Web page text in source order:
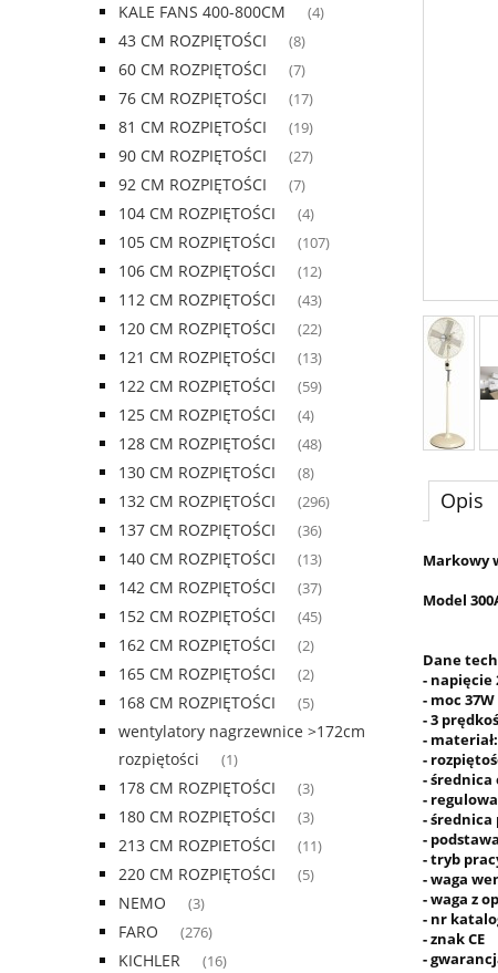
KALE FANS 400-800CM (4)
43 CM ROZPIĘTOŚCI (8)
60 CM ROZPIĘTOŚCI (7)
76 CM ROZPIĘTOŚCI (17)
81 CM ROZPIĘTOŚCI (19)
90 CM ROZPIĘTOŚCI (27)
92 CM ROZPIĘTOŚCI (7)
104 CM ROZPIĘTOŚCI (4)
105 CM ROZPIĘTOŚCI (107)
106 CM ROZPIĘTOŚCI (12)
112 CM ROZPIĘTOŚCI (43)
120 CM ROZPIĘTOŚCI (22)
121 CM ROZPIĘTOŚCI (13)
122 CM ROZPIĘTOŚCI (59)
125 CM ROZPIĘTOŚCI (4)
128 CM ROZPIĘTOŚCI (48)
130 CM ROZPIĘTOŚCI (8)
132 CM ROZPIĘTOŚCI (296)
137 CM ROZPIĘTOŚCI (36)
140 CM ROZPIĘTOŚCI (13)
142 CM ROZPIĘTOŚCI (37)
152 CM ROZPIĘTOŚCI (45)
162 CM ROZPIĘTOŚCI (2)
165 CM ROZPIĘTOŚCI (2)
168 CM ROZPIĘTOŚCI (5)
wentylatory nagrzewnice >172cm
rozpiętości
(1)
178 CM ROZPIĘTOŚCI (3)
180 CM ROZPIĘTOŚCI (3)
213 CM ROZPIETOŚCI (11)
220 CM ROZPIĘTOŚCI (5)
NEMO (3)
FARO (276)
KICHLER (16)
Opis
Markowy
Model
Dane
- napięcie
- moc 37W
- 3
-
-
- średnica
-
- średnica
-
- tryb
- waga
- waga z
- nr
- znak CE
-